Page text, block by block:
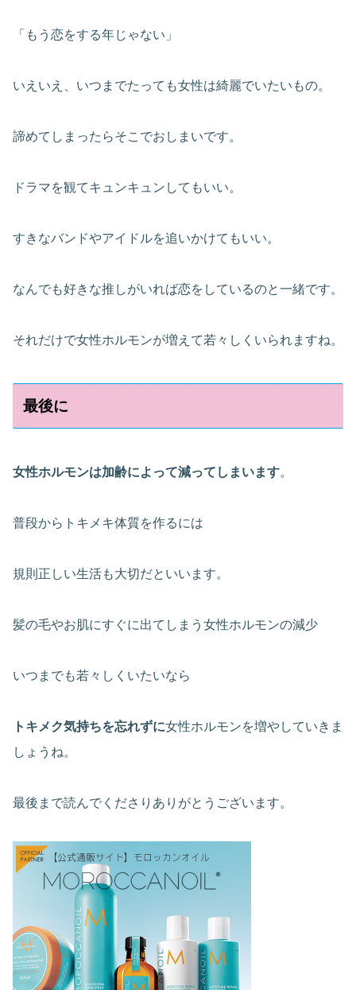
「もう恋をする年じゃない」
いえいえ、いつまでたっても女性は綺麗でいたいもの。
諦めてしまったらそこでおしまいです。
ドラマを観てキュンキュンしてもいい。
すきなバンドやアイドルを追いかけてもいい。
なんでも好きな推しがいれば恋をしているのと一緒です。
それだけで女性ホルモンが増えて若々しくいられますね。
最後に
女性ホルモンは加齢によって減ってしまいます。
普段からトキメキ体質を作るには
規則正しい生活も大切だといいます。
髪の毛やお肌にすぐに出てしまう女性ホルモンの減少
いつまでも若々しくいたいなら
トキメク気持ちを忘れずに女性ホルモンを増やしていきま
しょうね。
最後まで読んでくださりありがとうございます。